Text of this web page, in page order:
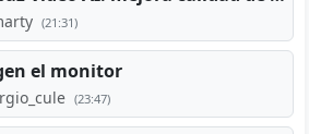
(21:31)
el monitor
(23:47)